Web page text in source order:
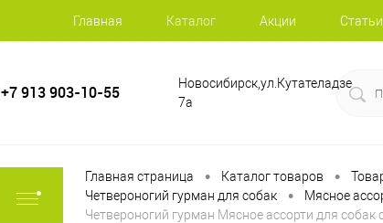
Главная Каталог Акции Статьи
+7 913 903-10-55
Новосибирск,ул.Кутателадзе
7а
Главная страница • Каталог товаров •
Четвероногий гурман для собак • Мясное
Четвероногий гурман Мясное ассорти для собак